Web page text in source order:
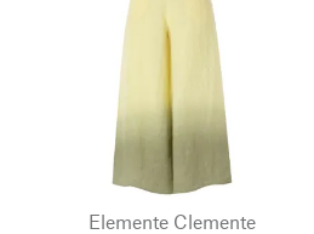
Elemente Clemente